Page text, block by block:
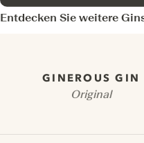
Entdecken Sie weitere
GINEROUS GIN
Original